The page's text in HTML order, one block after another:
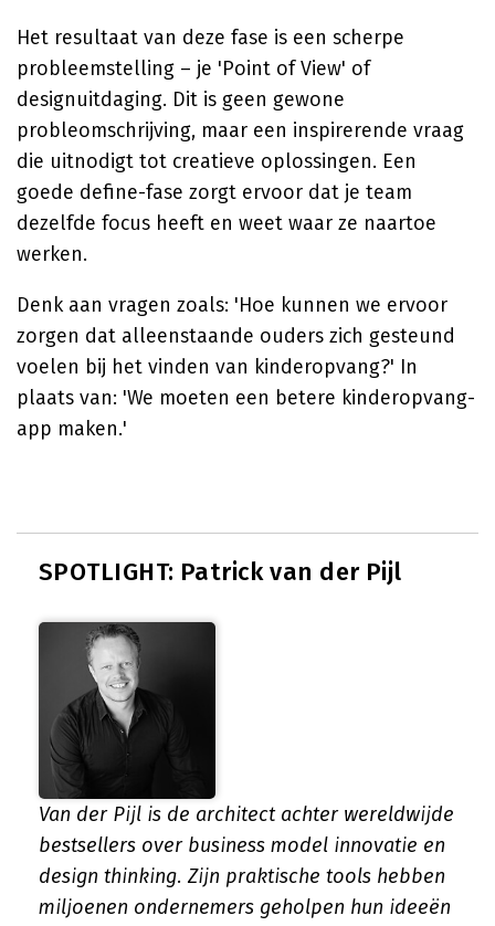
Het resultaat van deze fase is een scherpe
probleemstelling – je 'Point of View' of
designuitdaging. Dit is geen gewone
probleomschrijving, maar een inspirerende vraag
die uitnodigt tot creatieve oplossingen. Een
goede define-fase zorgt ervoor dat je team
dezelfde focus heeft en weet waar ze naartoe
werken.
Denk aan vragen zoals: 'Hoe kunnen we ervoor
zorgen dat alleenstaande ouders zich gesteund
voelen bij het vinden van kinderopvang?' In
plaats van: 'We moeten een betere kinderopvang-
app maken.'
SPOTLIGHT: Patrick van der Pijl
Van der Pijl is de architect achter wereldwijde
bestsellers over business model innovatie en
design thinking. Zijn praktische tools hebben
miljoenen ondernemers geholpen hun ideeën